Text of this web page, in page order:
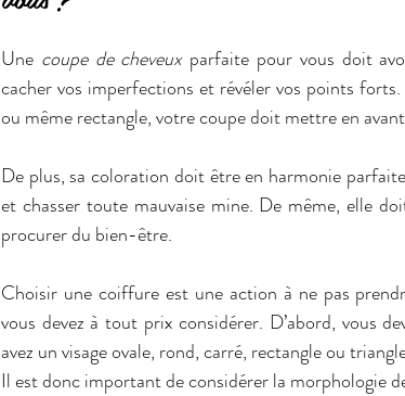
Une coupe de cheveux parfaite pour vous doit
cacher vos imperfections et révéler vos points
ou même rectangle, votre coupe doit mettre en
De plus, sa coloration doit être en harmonie
et chasser toute mauvaise mine. De même, elle
procurer du bien-être.
Choisir une coiffure est une action à ne pas
vous devez à tout prix considérer. D’abord, vous
avez un visage ovale, rond, carré, rectangle ou
Il est donc important de considérer la morphologie